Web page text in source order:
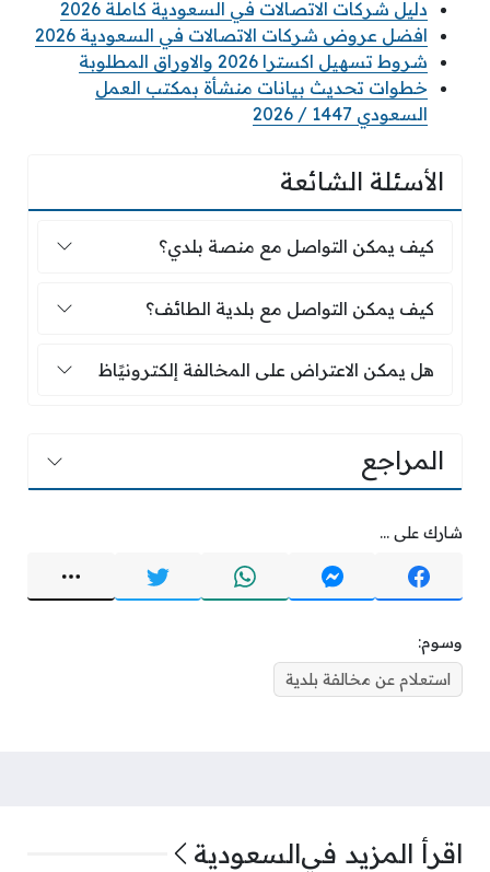
دليل شركات الاتصالات في السعودية كاملة 2026
افضل عروض شركات الاتصالات في السعودية 2026
شروط تسهيل اكسترا 2026 والاوراق المطلوبة
خطوات تحديث بيانات منشأة بمكتب العمل
السعودي 1447 / 2026
الأسئلة الشائعة
كيف يمكن التواصل مع منصة بلدي؟
كيف يمكن التواصل مع منصة بلدي؟
كيف يمكن التواصل مع بلدية الطائف؟
كيف يمكن التواصل مع بلدية الطائف؟
هل يمكن الاعتراض على المخالفة إلكترونيًاظ
هل يمكن الاعتراض على المخالفة إلكترونيًاظ
المراجع
شارك على ...
وسوم:
استعلام عن مخالفة بلدية
اقرأ المزيد فيالسعودية